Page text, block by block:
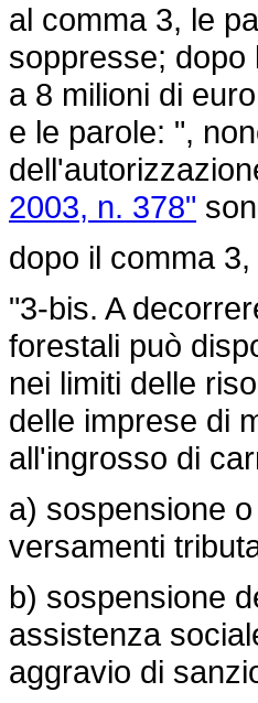
al comma 3, le
soppresse; dopo
a 8 milioni di
e le parole: ",
2003, n. 378"
dopo il comma
"3-bis. A
forestali può
nei limiti delle
delle imprese di
all'ingrosso di
a) sospensione
versamenti
b) sospensione
assistenza
aggravio di